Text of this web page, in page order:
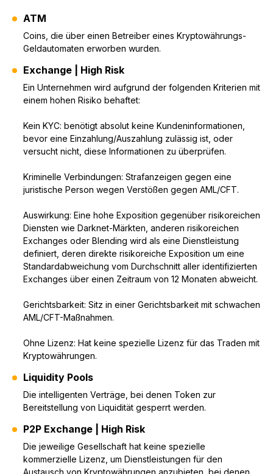
ATM
Coins, die über einen Betreiber eines Kryptowährungs-
Geldautomaten erworben wurden.
Exchange | High Risk
Ein Unternehmen wird aufgrund der folgenden Kriterien mit
einem hohen Risiko behaftet:
Kein KYC: benötigt absolut keine Kundeninformationen,
bevor eine Einzahlung/Auszahlung zulässig ist, oder
versucht nicht, diese Informationen zu überprüfen.
Kriminelle Verbindungen: Strafanzeigen gegen eine
juristische Person wegen Verstößen gegen AML/CFT.
Auswirkung: Eine hohe Exposition gegenüber risikoreichen
Diensten wie Darknet-Märkten, anderen risikoreichen
Exchanges oder Blending wird als eine Dienstleistung
definiert, deren direkte risikoreiche Exposition um eine
Standardabweichung vom Durchschnitt aller identifizierten
Exchanges über einen Zeitraum von 12 Monaten abweicht.
Gerichtsbarkeit: Sitz in einer Gerichtsbarkeit mit schwachen
AML/CFT-Maßnahmen.
Ohne Lizenz: Hat keine spezielle Lizenz für das Traden mit
Kryptowährungen.
Liquidity Pools
Die intelligenten Verträge, bei denen Token zur
Bereitstellung von Liquidität gesperrt werden.
P2P Exchange | High Risk
Die jeweilige Gesellschaft hat keine spezielle
kommerzielle Lizenz, um Dienstleistungen für den
Austausch von Kryptowährungen anzubieten, bei denen